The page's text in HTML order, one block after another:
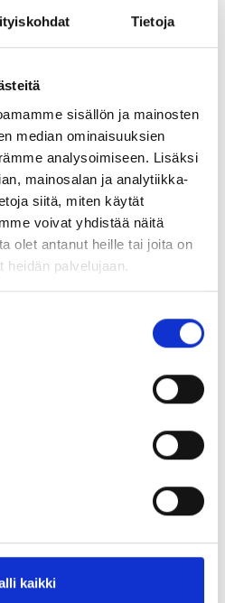
Tietoja
sisällön ja mainosten
median ominaisuuksien
analysoimiseen. Lisäksi
mainosalan ja analytiikka-
siitä, miten käytät
voivat yhdistää näitä
olet antanut heille tai joita on
heidän palvelujaan.
kaikki
30.9.–2.10.2025